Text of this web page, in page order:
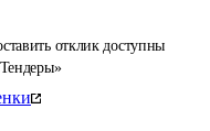
отклик доступны